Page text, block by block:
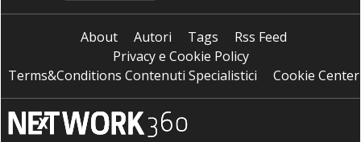
About Autori Tags
Rss Feed
Privacy e Cookie Policy
Terms&Conditions Contenuti Specialistici
Cookie Center